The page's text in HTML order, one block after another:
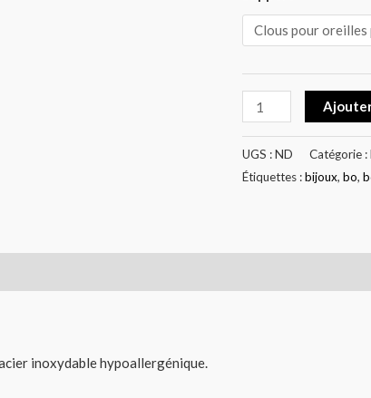
UGS :ND Catégorie :
Étiquettes :bijoux, bo,
inoxydable hypoallergénique.